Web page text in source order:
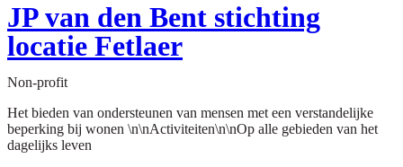
JP van den Bent stichting
locatie Fetlaer
Non-profit
Het bieden van ondersteunen van mensen met een verstandelijke
beperking bij wonen \n\nActiviteiten\n\nOp alle gebieden van het
dagelijks leven